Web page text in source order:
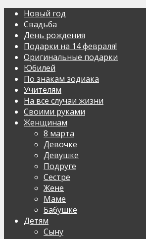
Новый год
Свадьба
День рождения
Подарки на 14 февраля!
Оригинальные подарки
Юбилей
По знакам зодиака
Учителям
На все случаи жизни
Своими руками
Женщинам
8 марта
Девочке
Девушке
Подруге
Сестре
Жене
Маме
Бабушке
Детям
Сыну